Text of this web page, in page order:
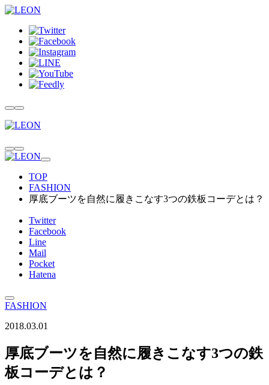
TOP
FASHION
厚底ブーツを自然に履きこなす3つの鉄板コーデとは？
Twitter
Facebook
Line
Mail
Pocket
Hatena
FASHION
2018.03.01
厚底ブーツを自然に履きこなす3つの鉄
板コーデとは？